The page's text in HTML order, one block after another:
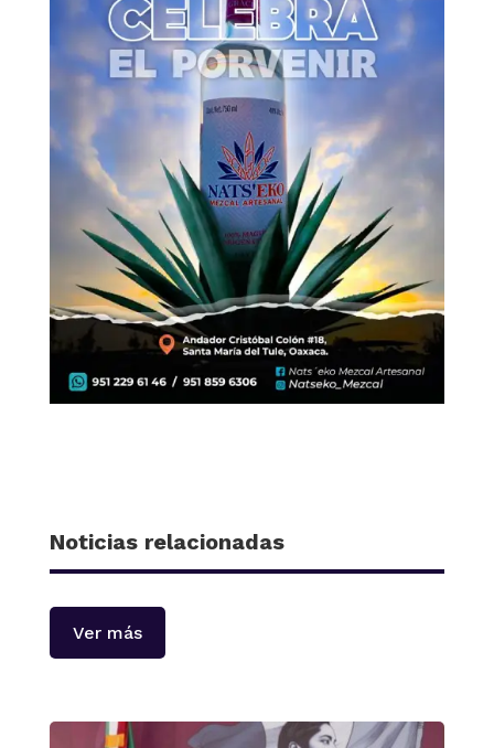
Noticias relacionadas
Ver más